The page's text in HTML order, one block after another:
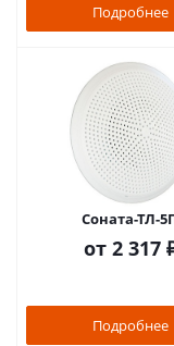
Подробнее
Соната-ТЛ-
от 2 317
Подробнее